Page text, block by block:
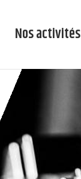
Nos activités